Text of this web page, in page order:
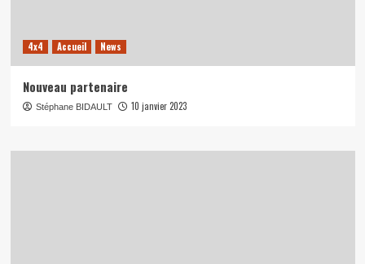
4x4 Accueil News
Nouveau partenaire
Stéphane BIDAULT 10 janvier 2023